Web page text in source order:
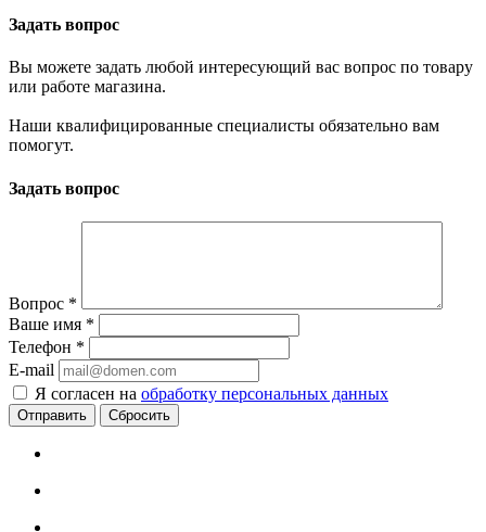
Задать вопрос
Вы можете задать любой интересующий вас вопрос по товару
или работе магазина.
Наши квалифицированные специалисты обязательно вам
помогут.
Задать вопрос
Вопрос *
Ваше имя *
Телефон *
E-mail
Я согласен на обработку персональных данных
Сбросить